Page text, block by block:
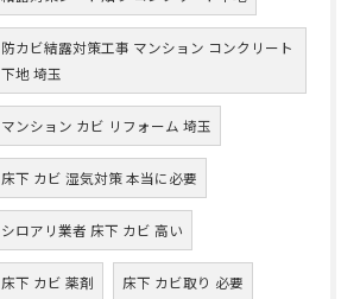
防カビ結露対策工事 マンション コンクリート
下地 埼玉
マンション カビ リフォーム 埼玉
床下 カビ 湿気対策 本当に必要
シロアリ業者 床下 カビ 高い
床下 カビ 薬剤 床下 カビ取り 必要